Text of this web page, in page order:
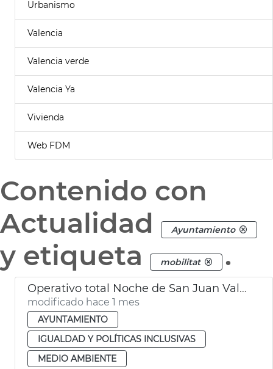
Urbanismo
Valencia
Valencia verde
Valencia Ya
Vivienda
Web FDM
Contenido con
Actualidad
Ayuntamiento
y etiqueta mobilitat .
Operativo total Noche de San Juan València. Movilidad, limpieza y seguridad
modificado hace 1 mes
AYUNTAMIENTO
IGUALDAD Y POLÍTICAS INCLUSIVAS
MEDIO AMBIENTE